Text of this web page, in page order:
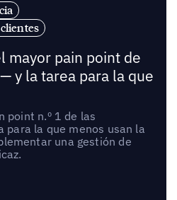
mayor pain point de
y la tarea para la que
point n.º 1 de las
la que menos usan la
una gestión de